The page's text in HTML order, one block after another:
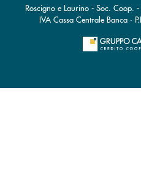
Roscigno e Laurino - Soc. Coop.
IVA Cassa Centrale Banca ·